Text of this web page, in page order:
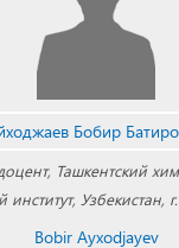
Бобир
Ташкентский
институт, Узбекистан,
Bobir Ayxodjayev